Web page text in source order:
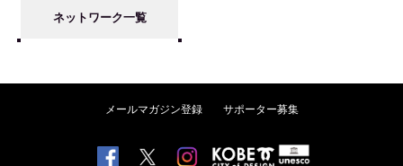
ネットワーク一覧
メールマガジン登録 サポーター募集